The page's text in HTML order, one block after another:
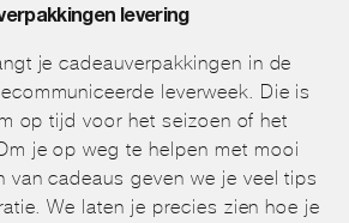
levering
je cadeauverpakkingen in de
leverweek. Die is
op tijd voor het seizoen of het
je op weg te helpen met mooi
van cadeaus geven we je veel tips
We laten je precies zien hoe je